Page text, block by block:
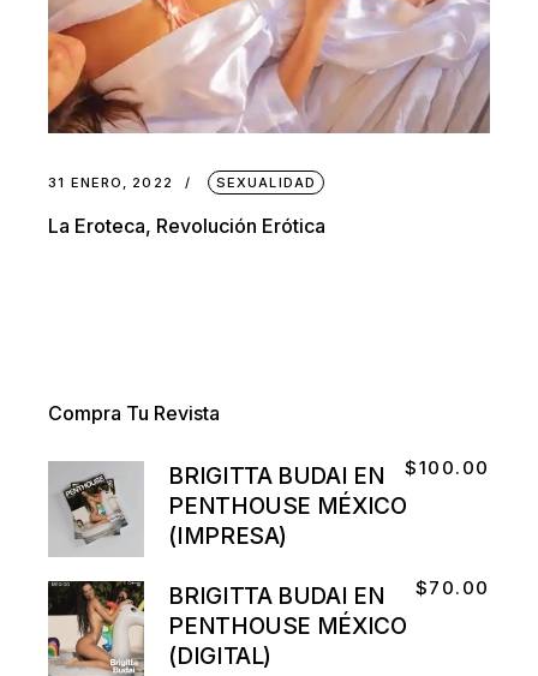
31 ENERO, 2022 SEXUALIDAD
La Eroteca, Revolución Erótica
Compra Tu Revista
BRIGITTA BUDAI EN
PENTHOUSE MÉXICO
(IMPRESA)
$100.00
BRIGITTA BUDAI EN
PENTHOUSE MÉXICO
(DIGITAL)
$70.00